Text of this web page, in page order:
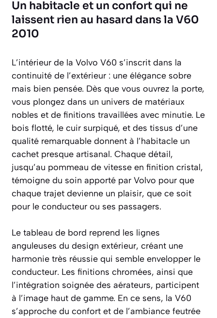
Un habitacle et un confort qui ne
laissent rien au hasard dans la V60
2010
L’intérieur de la Volvo V60 s’inscrit dans la
continuité de l’extérieur : une élégance sobre
mais bien pensée. Dès que vous ouvrez la porte,
vous plongez dans un univers de matériaux
nobles et de finitions travaillées avec minutie. Le
bois flotté, le cuir surpiqué, et des tissus d’une
qualité remarquable donnent à l’habitacle un
cachet presque artisanal. Chaque détail,
jusqu’au pommeau de vitesse en finition cristal,
témoigne du soin apporté par Volvo pour que
chaque trajet devienne un plaisir, que ce soit
pour le conducteur ou ses passagers.
Le tableau de bord reprend les lignes
anguleuses du design extérieur, créant une
harmonie très réussie qui semble envelopper le
conducteur. Les finitions chromées, ainsi que
l’intégration soignée des aérateurs, participent
à l’image haut de gamme. En ce sens, la V60
s’approche du confort et de l’ambiance feutrée